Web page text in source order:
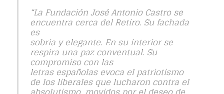
“La Fundación José Antonio Castro se
encuentra cerca del Retiro. Su fachada
es
sobria y elegante. En su interior se
respira una paz conventual. Su
compromiso con las
letras españolas evoca el patriotismo
de los liberales que lucharon contra el